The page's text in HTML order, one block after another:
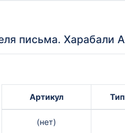
письма. Харабали
Артикул Тип
(нет)